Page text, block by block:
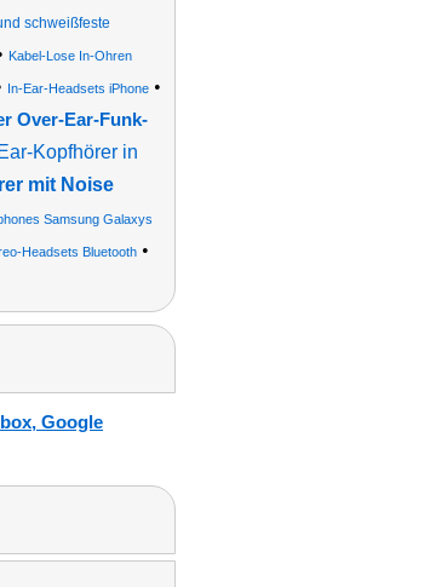
schweißfeste
Kabel-Lose In-Ohren
In-Ear-Headsets iPhone•
Over-Ear-Funk-
Kopfhörer in
mit Noise
Samsung Galaxys
Headsets Bluetooth•
Google